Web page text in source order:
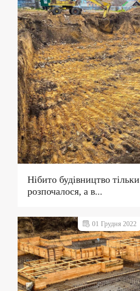
Нібито будівництво тільки
розпочалося, а в...
01 Грудня 2022